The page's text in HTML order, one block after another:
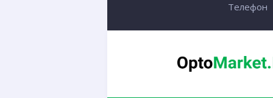
Телефон